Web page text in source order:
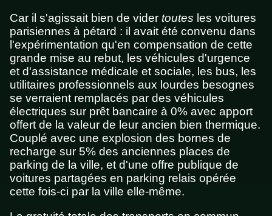
Car il s'agissait bien de vider toutes les voitures
parisiennes à pétard : il avait été convenu dans
l'expérimentation qu'en compensation de cette
grande mise au rebut, les véhicules d'urgence
et d'assistance médicale et sociale, les bus, les
utilitaires professionnels aux lourdes besognes
se verraient remplacés par des véhicules
électriques sur prêt bancaire à 0% avec apport
offert de la valeur de leur ancien bien thermique.
Couplé avec une explosion des bornes de
recharge sur 5% des anciennes places de
parking de la ville, et d'une offre publique de
voitures partagées en parking relais opérée
cette fois-ci par la ville elle-même.